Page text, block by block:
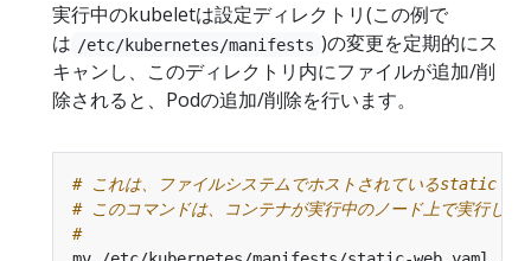
実行中のkubeletは設定ディレクトリ(この例で
は /etc/kubernetes/manifests )の変更を定期的にス
キャンし、このディレクトリ内にファイルが追加/削
除されると、Podの追加/削除を行います。
# これは、ファイルシステムでホストされているstatic
# このコマンドは、コンテナが実行中のノード上で実行して
#